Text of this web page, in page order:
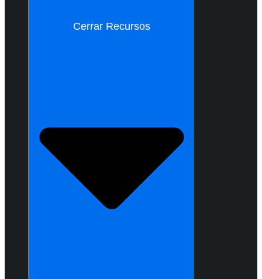
Cerrar Recursos